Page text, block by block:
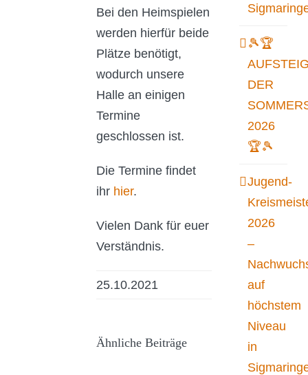
Bei den Heimspielen
werden hierfür beide
Plätze benötigt,
wodurch unsere
Halle an einigen
Termine
geschlossen ist.
Die Termine findet
ihr hier.
Vielen Dank für euer
Verständnis.
25.10.2021
Ähnliche Beiträge
🎾🏆
DER
2026
🏆🎾
Jugend-
2026
–
auf
höchstem
Niveau
in